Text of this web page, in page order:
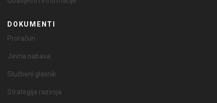
DOKUMENTI
Proračun
Javna nabava
Službeni glasnik
Strategija razvoja